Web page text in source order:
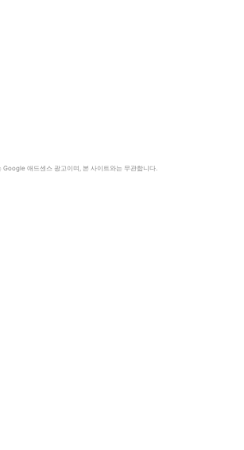
Google 애드센스 광고이며, 본 사이트와는 무관합니다.